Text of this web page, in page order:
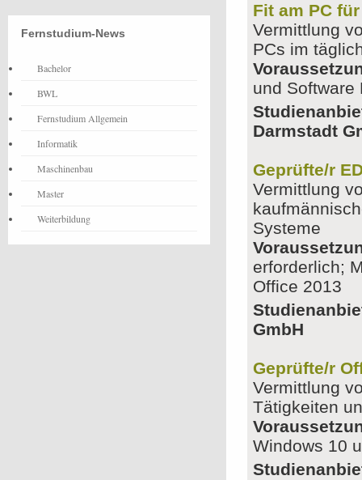
Fit am PC
Vermittlung
PCs im
und Software
Darmstadt
Geprüfte/r
Vermittlung
Systeme
erforderlich;
Office 2013
GmbH
Geprüfte/r
Vermittlung
Tätigkeiten
Windows 10
Fernstudium-News
Bachelor
BWL
Fernstudium Allgemein
Informatik
Maschinenbau
Master
Weiterbildung